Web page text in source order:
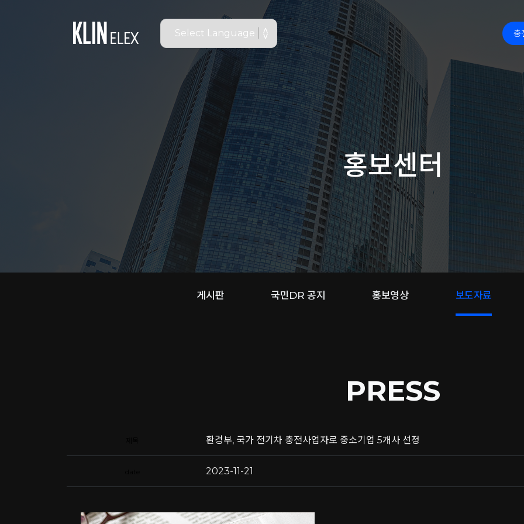
충
홍보센터
게시판 국민DR 공지 홍보영상 보도자료
PRESS
환경부, 국가 전기차 충전사업자로 중소기업 5개사 선정
2023-11-21